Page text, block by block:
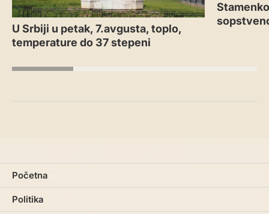
U Srbiji u petak, 7.avgusta, toplo,
temperature do 37 stepeni
Početna
Politika